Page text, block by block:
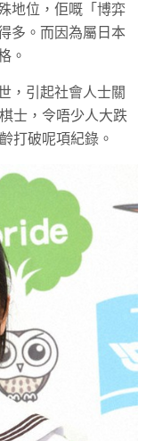
地位，佢嘅「博弈
多。而因為屬日本
。
，引起社會人士關
士，令唔少人大跌
打破呢項紀錄。